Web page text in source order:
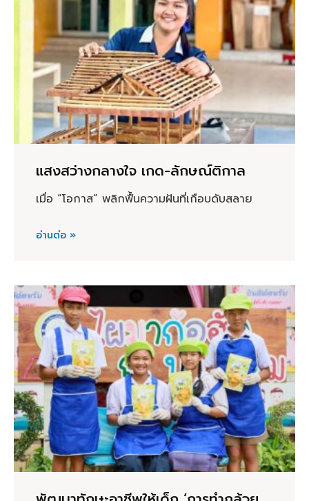
แสงสว่างกลางใจ เกด-ลักษณ์ติกาล
เมื่อ “โอกาส” พลิกฟื้นความฝันที่เกือบดับสลาย
อ่านต่อ »